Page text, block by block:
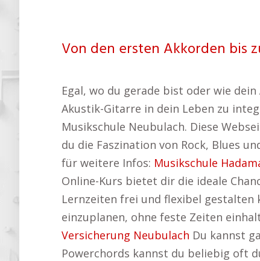
Von den ersten Akkorden bis
Egal, wo du gerade bist oder wie
Akustik-Gitarre in dein Leben zu
Musikschule Neubulach. Diese
du die Faszination von Rock, Blues
für weitere Infos: Musikschule
Online-Kurs bietet dir die ideale
Lernzeiten frei und flexibel gestalten
einzuplanen, ohne feste Zeiten
Versicherung Neubulach Du kannst
Powerchords kannst du beliebig oft